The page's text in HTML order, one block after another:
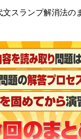
スランプ解消法の